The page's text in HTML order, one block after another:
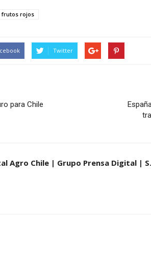
frutos rojos
Twitter
para Chile
Agro Chile | Grupo Prensa Digital |